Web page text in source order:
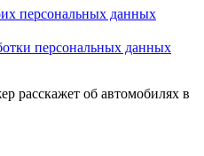
персональных данных
персональных данных
расскажет об автомобилях в